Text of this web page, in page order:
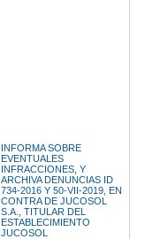
INFORMA SOBRE
EVENTUALES
INFRACCIONES, Y
ARCHIVA DENUNCIAS ID
734-2016 Y 50-VII-2019, EN
CONTRA DE JUCOSOL
S.A., TITULAR DEL
ESTABLECIMIENTO
JUCOSOL